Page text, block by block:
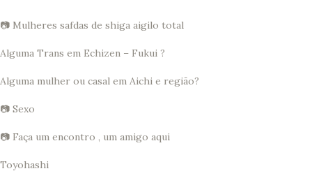
📷 Mulheres safdas de shiga aigilo total
Alguma Trans em Echizen – Fukui ?
Alguma mulher ou casal em Aichi e região?
📷 Sexo
📷 Faça um encontro , um amigo aqui
Toyohashi